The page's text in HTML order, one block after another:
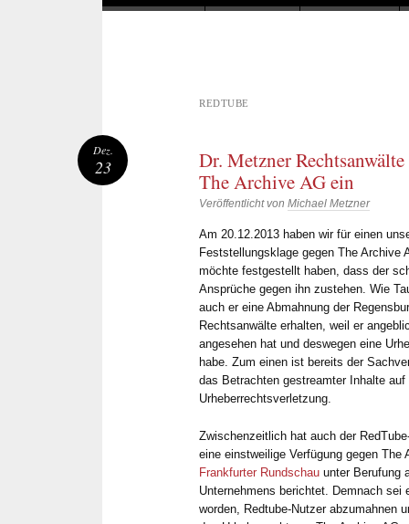
REDTUBE
Dr. Metzner
The Archive AG ein
Veröffentlicht von Michael Metzner
Am 20.12.2013 haben wir für einen
Feststellungsklage gegen The Archive
möchte festgestellt haben, dass der
Ansprüche gegen ihn zustehen. Wie
auch er eine Abmahnung der
Rechtsanwälte erhalten, weil er
angesehen hat und deswegen eine
habe. Zum einen ist bereits der
das Betrachten gestreamter Inhalte
Urheberrechtsverletzung.
Zwischenzeitlich hat auch der
eine einstweilige Verfügung gegen The
Frankfurter Rundschau unter Berufung
Unternehmens berichtet. Demnach sei
worden, Redtube-Nutzer abzumahnen
Dez.
23